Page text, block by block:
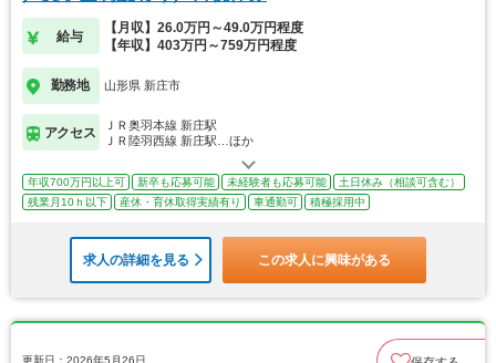
給与
【月収】26.0万円～49.0万円程度
【年収】403万円～759万円程度
勤務地 山形県 新庄市
アクセス
ＪＲ奥羽本線 新庄駅
ＪＲ陸羽西線 新庄駅…ほか
年収700万円以上可 新卒も応募可能 未経験者も応募可能
土日休み（相談可含む）
残業月10ｈ以下
産休・育休取得実績有り 車通勤可 積極採用中
求人の詳細を見る この求人に興味がある
更新日：2026年5月26日